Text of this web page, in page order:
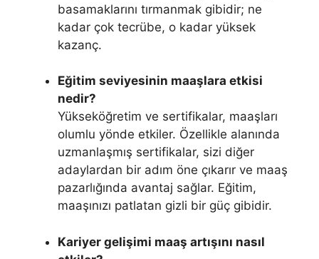
basamaklarını tırmanmak gibidir; ne
kadar çok tecrübe, o kadar yüksek
kazanç.
Eğitim seviyesinin maaşlara etkisi
nedir?
Yükseköğretim ve sertifikalar, maaşları
olumlu yönde etkiler. Özellikle alanında
uzmanlaşmış sertifikalar, sizi diğer
adaylardan bir adım öne çıkarır ve maaş
pazarlığında avantaj sağlar. Eğitim,
maaşınızı patlatan gizli bir güç gibidir.
Kariyer gelişimi maaş artışını nasıl